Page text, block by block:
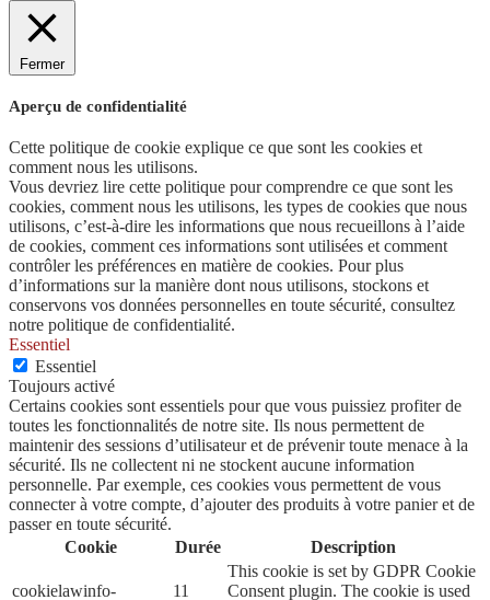
Fermer
Aperçu de confidentialité
Cette politique de cookie explique ce que sont les cookies et
comment nous les utilisons.
Vous devriez lire cette politique pour comprendre ce que sont les
cookies, comment nous les utilisons, les types de cookies que nous
utilisons, c’est-à-dire les informations que nous recueillons à l’aide
de cookies, comment ces informations sont utilisées et comment
contrôler les préférences en matière de cookies. Pour plus
d’informations sur la manière dont nous utilisons, stockons et
conservons vos données personnelles en toute sécurité, consultez
notre politique de confidentialité.
Essentiel
Essentiel
Toujours activé
Certains cookies sont essentiels pour que vous puissiez profiter de
toutes les fonctionnalités de notre site. Ils nous permettent de
maintenir des sessions d’utilisateur et de prévenir toute menace à la
sécurité. Ils ne collectent ni ne stockent aucune information
personnelle. Par exemple, ces cookies vous permettent de vous
connecter à votre compte, d’ajouter des produits à votre panier et de
passer en toute sécurité.
Cookie
Durée Description
cookielawinfo- 11
This cookie is set by GDPR Cookie
Consent plugin. The cookie is used